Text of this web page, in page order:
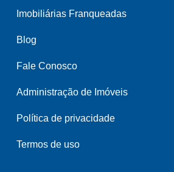
Imobiliárias Franqueadas
Blog
Fale Conosco
Administração de Imóveis
Política de privacidade
Termos de uso